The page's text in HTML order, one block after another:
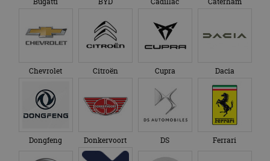
Chevrolet Citroën Cupra Dacia
Dongfeng Donkervoort DS Ferrari